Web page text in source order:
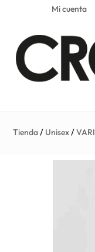
Mi cuenta
Tienda/ Unisex/